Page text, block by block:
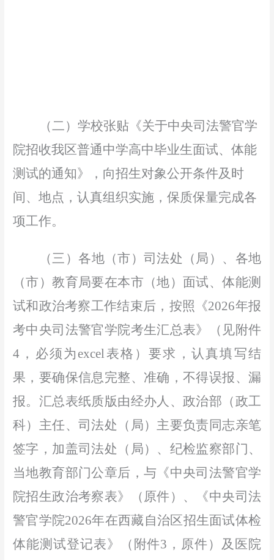
（二）学校张贴《关于中央司法警官学
院招收我区普通中学高中毕业生面试、体能
测试的通知》，向招生对象公开条件及时
间、地点 ，认真组织实施，保质保量完成各
项工作。
（三 ）各地（市）司法处（局）、各地
（市）教育局要在本市（地）面试、体能测
试和政治考察工作结束后，按照 《2026年报
考中央司法警官学院考生汇总表》（见附件
4，必须为excel表格）要求，认真填写结
果，要确保信息完整、准确，不得误报、漏
报。汇总表纸质版由经办人、政治部（政工
科） 主任、 司法处（局）主要负责同志亲笔
签字，加盖司法处（局）、纪检监察部门、
当地教育部门公章后，与 《中央司法警官学
院招生政治考察表》 （原件）、 《中央司法
警官学院2026年在西藏自治区招生面试体检
体能测试登记表》（ 附件3， 原件） 及医院